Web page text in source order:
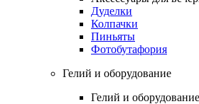
Дуделки
Колпачки
Пиньяты
Фотобутафория
Гелий и оборудование
Гелий и оборудование